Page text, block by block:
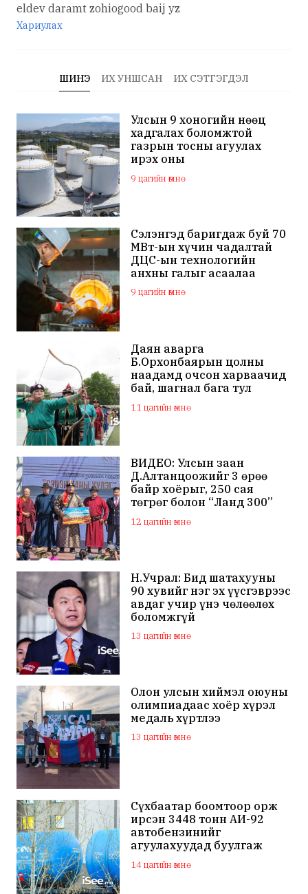
eldev daramt zohiogood baij yz
Хариулах
ШИНЭ ИХ УНШСАН ИХ СЭТГЭГДЭЛ
Улсын 9 хоногийн нөөц
хадгалах боломжтой
газрын тосны агуулах
ирэх оны
арванхоёрдугаар сар
ашиглалтад орно
9 цагийн өмнө
Сэлэнгэд баригдаж буй 70
МВт-ын хүчин чадалтай
ДЦС-ын технологийн
анхны галыг асаалаа
9 цагийн өмнө
Даян аварга
Б.Орхонбаярын цолны
наадамд очсон харваачид
бай, шагнал бага тул
наадамд оролцохгүй
гэдгээ мэдэгдлээ
11 цагийн өмнө
ВИДЕО: Улсын заан
Д.Алтанцоожийг 3 өрөө
байр хоёрыг, 250 сая
төгрөг болон “Ланд 300”
маркийн автомашинаар
мялаажээ
12 цагийн өмнө
Н.Учрал: Бид шатахууны
90 хувийг нэг эх үүсгэврээс
авдаг учир үнэ чөлөөлөх
боломжгүй
13 цагийн өмнө
Олон улсын хиймэл оюуны
олимпиадаас хоёр хүрэл
медаль хүртлээ
13 цагийн өмнө
Сүхбаатар боомтоор орж
ирсэн 3448 тонн АИ-92
автобензинийг
агуулахуудад буулгаж
байна
14 цагийн өмнө